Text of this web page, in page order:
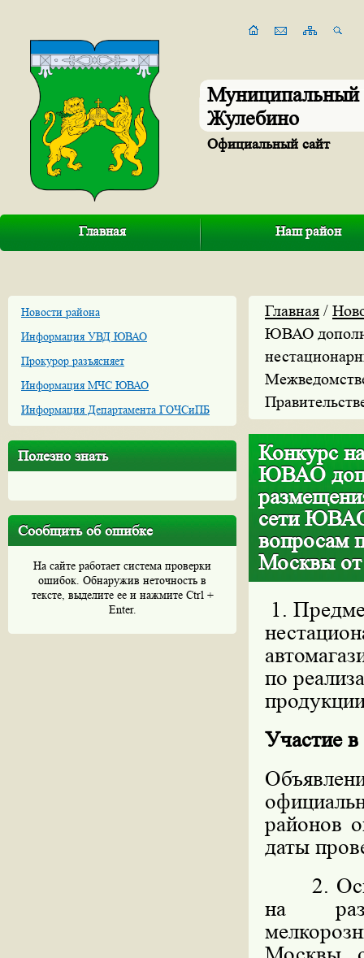
Муниципальный
Жулебино
Официальный сайт
Главная Наш район
Новости района
Информация УВД ЮВАО
Прокурор разъясняет
Информация МЧС ЮВАО
Информация Департамента ГОЧСиПБ
Полезно знать
Сообщить об ошибке
На сайте работает система проверки
ошибок. Обнаружив неточность в
тексте, выделите ее и нажмите Ctrl +
Enter.
Главная /
ЮВАО
Конкурс
ЮВАО
сети
вопросам
Москвы
1.
по
Участие в
районов
даты
2.
на